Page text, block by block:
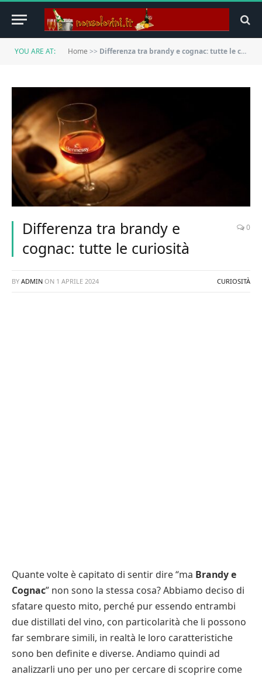
YOU ARE AT: Home >> Differenza tra brandy e cognac: tutte le curiosità
Differenza tra brandy e
cognac: tutte le curiosità
0
BY ADMIN ON 1 APRILE 2024 CURIOSITÀ
Quante volte è capitato di sentir dire “ma Brandy e
Cognac” non sono la stessa cosa? Abbiamo deciso di
sfatare questo mito, perché pur essendo entrambi
due distillati del vino, con particolarità che li possono
far sembrare simili, in realtà le loro caratteristiche
sono ben definite e diverse. Andiamo quindi ad
analizzarli uno per uno per cercare di scoprire come